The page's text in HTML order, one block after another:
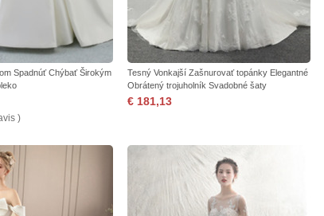
Spadnúť Chýbať Širokým
)
Tesný Vonkajší Zašnurovať topánky Elegantné
Obrátený trojuholník Svadobné šaty
€ 181,13